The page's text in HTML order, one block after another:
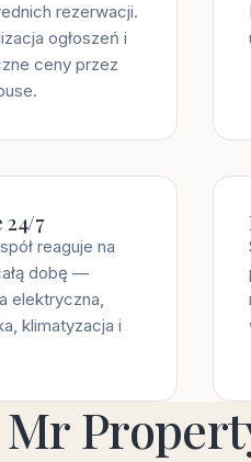
rezerwacji.
ogłoszeń i
ceny przez
7
reaguje na
dobę —
elektryczna,
klimatyzacja i